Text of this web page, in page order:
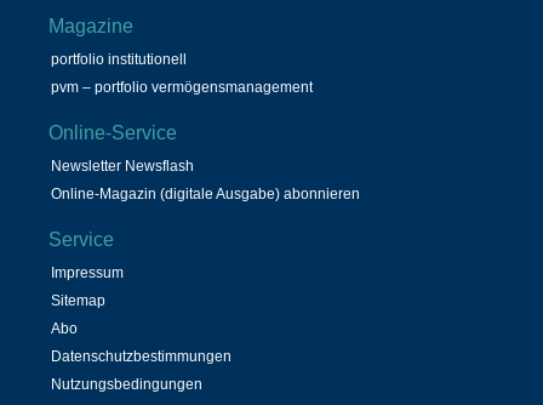
Magazine
portfolio institutionell
pvm – portfolio vermögensmanagement
Online-Service
Newsletter Newsflash
Online-Magazin (digitale Ausgabe) abonnieren
Service
Impressum
Sitemap
Abo
Datenschutzbestimmungen
Nutzungsbedingungen